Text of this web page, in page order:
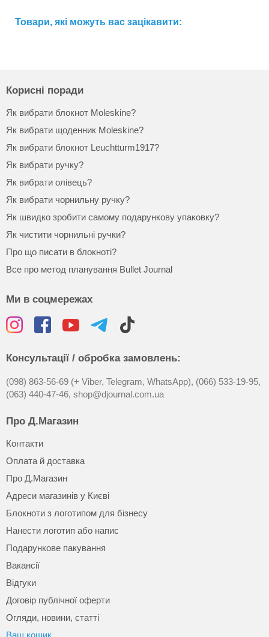
Товари, які можуть вас зацікавити:
Корисні поради
Як вибрати блокнот Moleskine?
Як вибрати щоденник Moleskine?
Як вибрати блокнот Leuchtturm1917?
Як вибрати ручку?
Як вибрати олівець?
Як вибрати чорнильну ручку?
Як швидко зробити самому подарункову упаковку?
Як чистити чорнильні ручки?
Про що писати в блокноті?
Все про метод планування Bullet Journal
Ми в соцмережах
Консультації / обробка замовлень:
(098) 863-56-69 (+ Viber, Telegram, WhatsApp), (066) 533-19-95,
(063) 440-47-46, shop@djournal.com.ua
Про Д.Магазин
Контакти
Оплата й доставка
Про Д.Магазин
Адреси магазинів у Києві
Блокноти з логотипом для бізнесу
Нанести логотип або напис
Подарункове пакування
Вакансії
Відгуки
Договір публічної оферти
Огляди, новини, статті
Ваш кошик